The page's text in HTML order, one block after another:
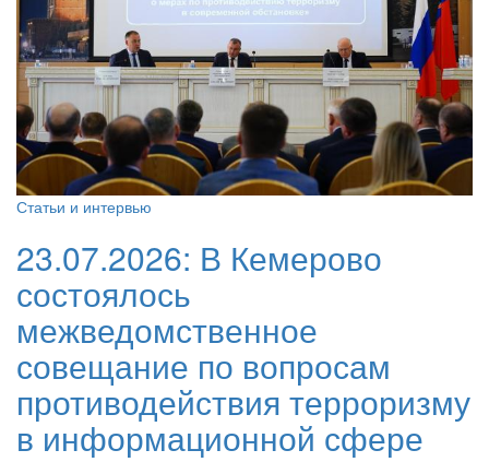
Статьи и интервью
23.07.2026: В Кемерово
состоялось
межведомственное
совещание по вопросам
противодействия терроризму
в информационной сфере